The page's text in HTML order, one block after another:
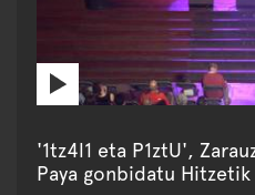
'1tz4l1 eta P1ztU',
Paya gonbidatu